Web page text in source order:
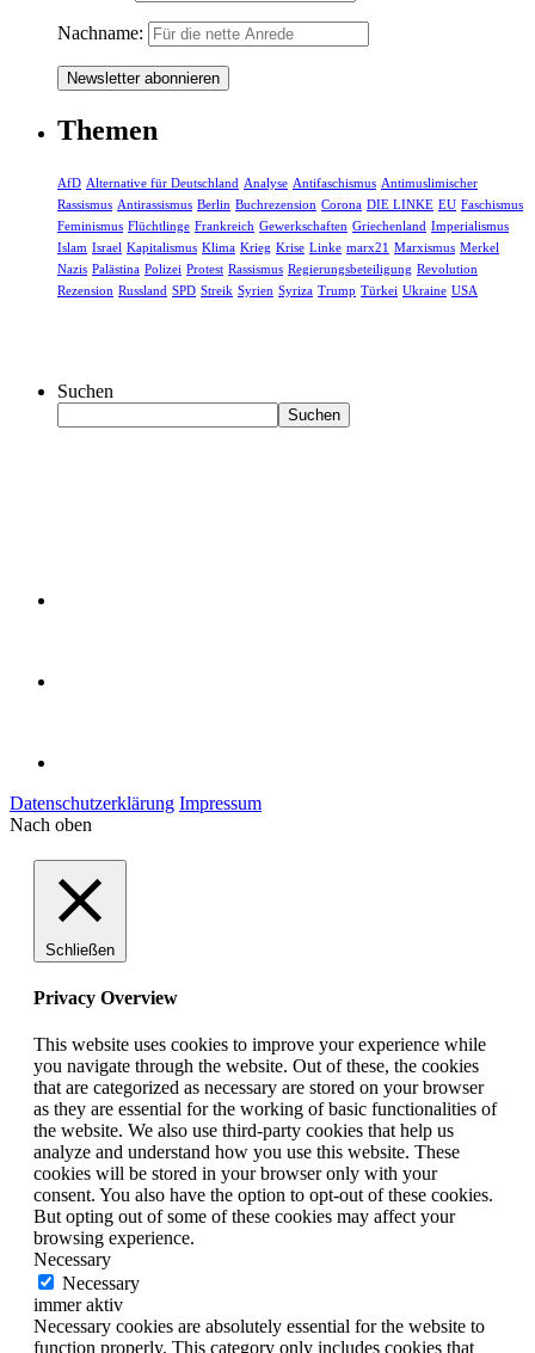
Nachname:
Themen
AfD Alternative für Deutschland Analyse Antifaschismus Antimuslimischer
Rassismus Antirassismus Berlin Buchrezension Corona DIE LINKE EU Faschismus
Feminismus Flüchtlinge Frankreich Gewerkschaften Griechenland Imperialismus
Islam Israel Kapitalismus Klima Krieg Krise Linke marx21 Marxismus Merkel
Nazis Palästina Polizei Protest Rassismus Regierungsbeteiligung Revolution
Rezension Russland SPD Streik Syrien Syriza Trump Türkei Ukraine USA
Suchen
Suchen
Datenschutzerklärung Impressum
Nach oben
Schließen
Privacy Overview
This website uses cookies to improve your experience while
you navigate through the website. Out of these, the cookies
that are categorized as necessary are stored on your browser
as they are essential for the working of basic functionalities of
the website. We also use third-party cookies that help us
analyze and understand how you use this website. These
cookies will be stored in your browser only with your
consent. You also have the option to opt-out of these cookies.
But opting out of some of these cookies may affect your
browsing experience.
Necessary
Necessary
immer aktiv
Necessary cookies are absolutely essential for the website to
function properly. This category only includes cookies that